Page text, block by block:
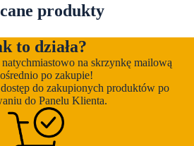
produkty
to działa?
natychmiastowo na skrzynkę mailową
po zakupie!
do zakupionych produktów po
do Panelu Klienta.